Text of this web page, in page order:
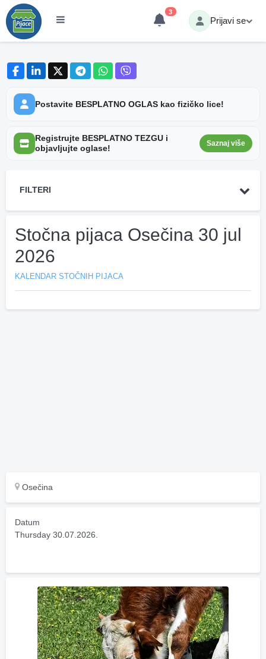
3
Prijavi se
Postavite BESPLATNO OGLAS kao fizičko lice!
Registrujte BESPLATNO TEZGU i
objavljujte oglase!
Saznaj više
FILTERI
Stočna pijaca Osečina 30 jul
2026
KALENDAR STOČNIH PIJACA
Osečina
Datum
Thursday 30.07.2026.